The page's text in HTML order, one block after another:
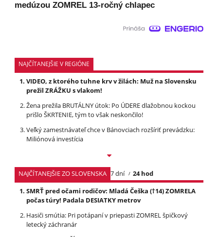
medúzou ZOMREL 13-ročný chlapec
NAJČÍTANEJŠIE V REGIÓNE
VIDEO, z ktorého tuhne krv v žilách: Muž na Slovensku
prežil ZRÁŽKU s vlakom!
Žena prežila BRUTÁLNY útok: Po ÚDERE dlažobnou kockou
prišlo ŠKRTENIE, tým to však neskončilo!
Veľký zamestnávateľ chce v Bánovciach rozšíriť prevádzku:
Miliónová investícia
NAJČÍTANEJŠIE ZO SLOVENSKA 7 dní
24 hod
SMRŤ pred očami rodičov: Mladá Češka (†14) ZOMRELA
počas túry! Padala DESIATKY metrov
Hasiči smútia: Pri potápaní v priepasti ZOMREL špičkový
letecký záchranár